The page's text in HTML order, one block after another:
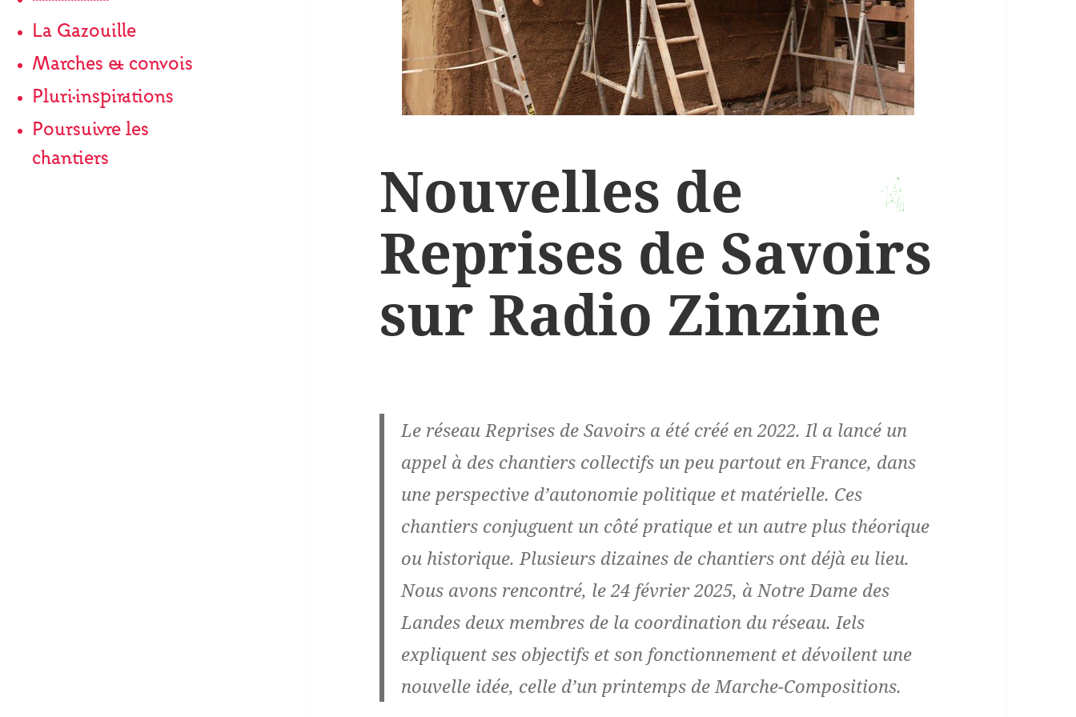
j
La Gazouille
Marches & convois
Pluri·inspirations
Poursuivre les
chantiers
Nouvelles de
Reprises de Savoirs
sur Radio Zinzine
Le réseau Reprises de Savoirs a été créé en 2022. Il a lancé un
appel à des chantiers collectifs un peu partout en France, dans
une perspective d’autonomie politique et matérielle. Ces
chantiers conjuguent un côté pratique et un autre plus théorique
ou historique. Plusieurs dizaines de chantiers ont déjà eu lieu.
Nous avons rencontré, le 24 février 2025, à Notre Dame des
Landes deux membres de la coordination du réseau. Iels
expliquent ses objectifs et son fonctionnement et dévoilent une
nouvelle idée, celle d’un printemps de Marche-Compositions.